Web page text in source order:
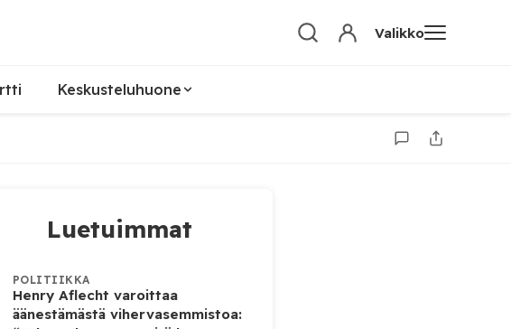
Valikko
Keskusteluhuone
Luetuimmat
POLITIIKKA
Henry Aflecht varoittaa
äänestämästä vihervasemmistoa: